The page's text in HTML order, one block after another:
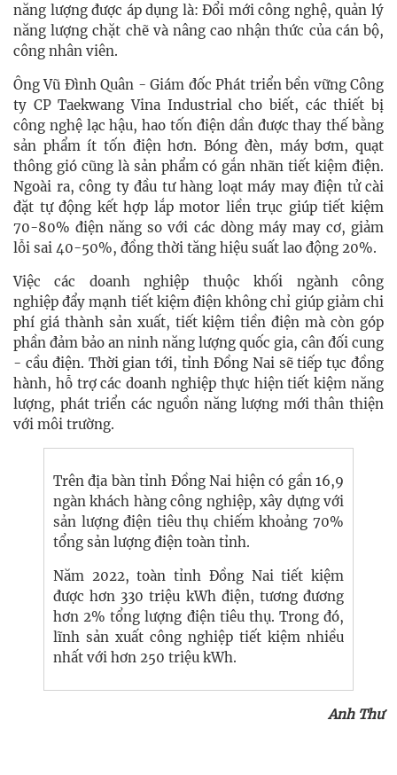
năng lượng được áp dụng là: Đổi mới công nghệ, quản lý
năng lượng chặt chẽ và nâng cao nhận thức của cán bộ,
công nhân viên.
Ông Vũ Đình Quân -Giám đốc Phát triển bền vững Công
ty CP Taekwang Vina Industrial cho biết, các thiết bị
công nghệ lạc hậu, hao tốn điện dần được thay thế bằng
sản phẩm ít tốn điện hơn. Bóng đèn, máy bơm, quạt
thông gió cũng là sản phẩm có gắn nhãn tiết kiệm điện.
Ngoài ra, công ty đầu tư hàng loạt máy may điện tử cài
đặt tự động kết hợp lắp motor liền trục giúp tiết kiệm
70-80% điện năng so với các dòng máy may cơ, giảm
lỗi sai 40-50%, đồng thời tăng hiệu suất lao động 20%.
Việc các doanh nghiệp thuộc khối ngành công
nghiệp đẩy mạnh tiết kiệm điện không chỉ giúp giảm chi
phí giá thành sản xuất, tiết kiệm tiền điện mà còn góp
phần đảm bảo an ninh năng lượng quốc gia, cân đối cung
- cầu điện. Thời gian tới, tỉnh Đồng Naisẽ tiếp tục đồng
hành, hỗ trợ các doanh nghiệp thực hiện tiết kiệm năng
lượng, phát triển các nguồn năng lượng mới thân thiện
với môi trường.
Trên địa bàn tỉnh Đồng Nai hiện có gần 16,9
ngàn khách hàng công nghiệp, xây dựng với
sản lượng điện tiêu thụ chiếm khoảng 70%
tổng sản lượng điện toàn tỉnh.
Năm 2022, toàn tỉnh Đồng Nai tiết kiệm
được hơn 330 triệu kWh điện, tương đương
hơn 2% tổng lượng điện tiêu thụ. Trong đó,
lĩnh sản xuất công nghiệp tiết kiệm nhiều
nhất với hơn 250 triệu kWh.
Anh Thư